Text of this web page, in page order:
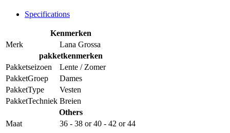
Specifications
Kenmerken
Merk
Lana Grossa
pakketkenmerken
Pakketseizoen
Lente / Zomer
PakketGroep
Dames
PakketType
Vesten
PakketTechniek Breien
Others
Maat
36 - 38 or40 - 42 or44